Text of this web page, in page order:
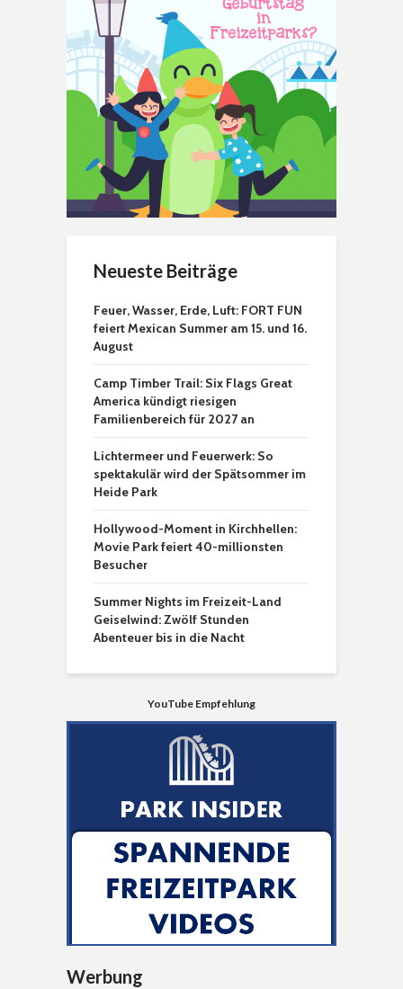
Neueste Beiträge
Feuer, Wasser, Erde, Luft: FORT FUN
feiert Mexican Summer am 15. und 16.
August
Camp Timber Trail: Six Flags Great
America kündigt riesigen
Familienbereich für 2027 an
Lichtermeer und Feuerwerk: So
spektakulär wird der Spätsommer im
Heide Park
Hollywood-Moment in Kirchhellen:
Movie Park feiert 40-millionsten
Besucher
Summer Nights im Freizeit-Land
Geiselwind: Zwölf Stunden
Abenteuer bis in die Nacht
YouTube Empfehlung
Werbung